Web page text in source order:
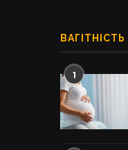
ВАГІТНІСТЬ
1